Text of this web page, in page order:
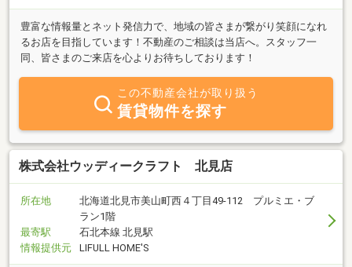
豊富な情報量とネット発信力で、地域の皆さまが繋がり笑顔になれ
るお店を目指しています！不動産のご相談は当店へ。スタッフ一
同、皆さまのご来店を心よりお待ちしております！
この不動産会社が取り扱う
賃貸物件を探す
株式会社ウッディークラフト 北見店
所在地
北海道北見市美山町西４丁目49-112 プルミエ・ブ
ラン1階
最寄駅
石北本線 北見駅
情報提供元
LIFULL HOME'S